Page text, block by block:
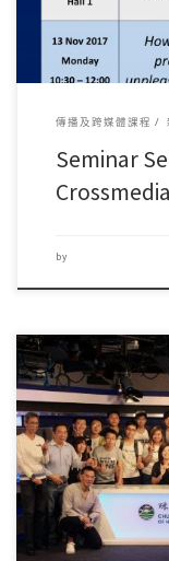
傳播及跨媒體課程
Seminar
by
06/09/20 […]